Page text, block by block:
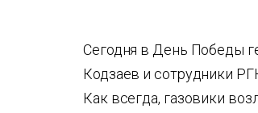
Сегодня в День Победы
Кодзаев и сотрудники
Как всегда, газовики